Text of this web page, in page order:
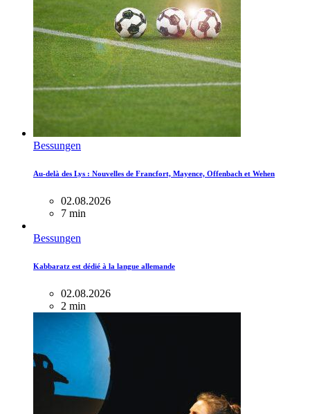
Bessungen
Au-delà des Lys : Nouvelles de Francfort, Mayence, Offenbach et Wehen
02.08.2026
7 min
Bessungen
Kabbaratz est dédié à la langue allemande
02.08.2026
2 min